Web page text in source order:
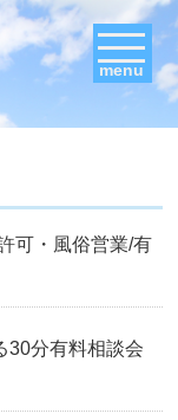
menu
可・風俗営業/有
30分有料相談会